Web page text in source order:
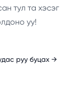
тул та хэсэг
уу!
руу буцах →